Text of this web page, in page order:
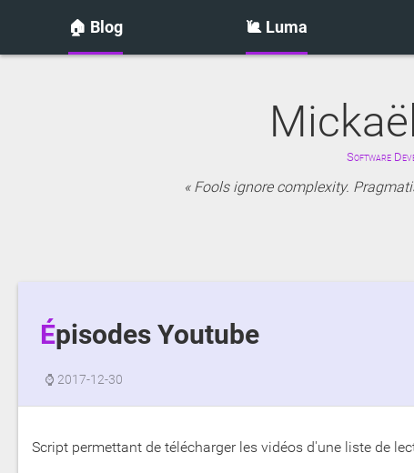
🏠 Blog 🐌 Luma
Mickaël
Software
Fools ignore complexity.
Épisodes Youtube
⌚ 2017-12-30
Script permettant de télécharger les vidéos d'une liste de